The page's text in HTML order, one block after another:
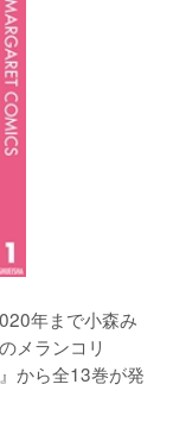
年まで小森み
メランコリ
から全13巻が発